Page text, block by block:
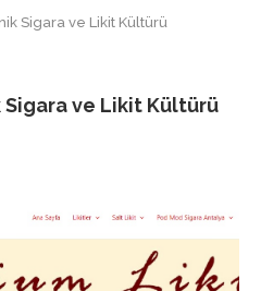
Sigara ve Likit Kültürü
Sigara ve Likit Kültürü